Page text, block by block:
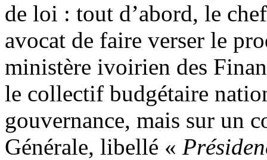
de loi : tout d’abord, le
avocat de faire verser le
ministère ivoirien des
le collectif budgétaire
gouvernance, mais sur un
Générale, libellé «